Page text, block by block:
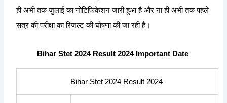
ही अभी तक जुलाई का नोटिफिकेशन जारी हुआ है और ना ही अभी तक पहले
सत्र की परीक्षा का रिजल्ट की घोषणा की जा रही है।
Bihar Stet 2024 Result 2024 Important Date
Bihar Stet 2024 Result 2024